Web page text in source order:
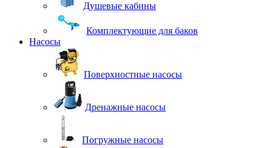
Душевые кабины
Комплектующие для баков
Насосы
Поверхностные насосы
Дренажные насосы
Погружные насосы